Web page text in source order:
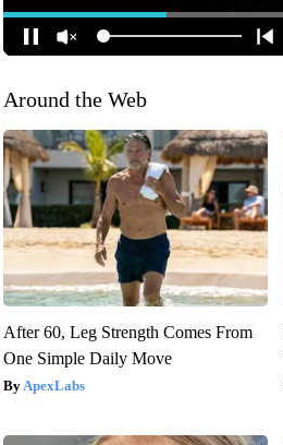
Around the Web
After 60, Leg Strength Comes From
One Simple Daily Move
ApexLabs